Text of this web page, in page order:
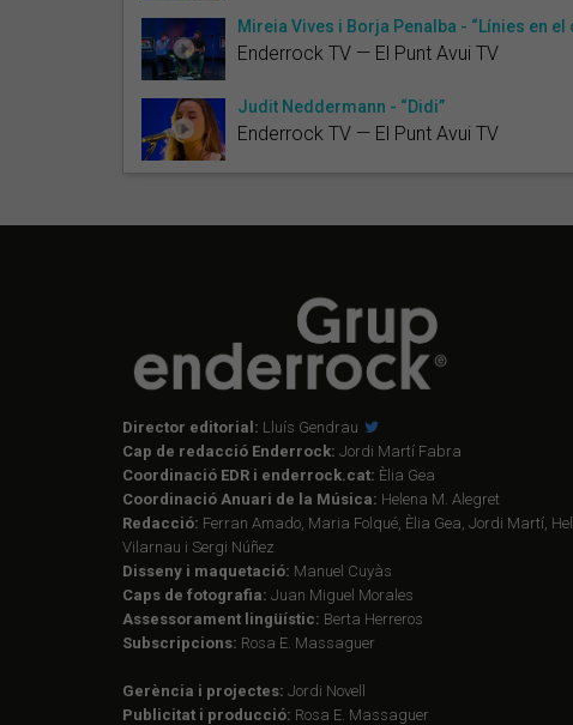
Mireia Vives i Borja Penalba - “Línies en el
Enderrock TV — El Punt Avui TV
Judit Neddermann - “Didi”
Enderrock TV — El Punt Avui TV
Director editorial: Lluís Gendrau
Cap de redacció Enderrock: Jordi Martí Fabra
Coordinació EDR i enderrock.cat: Èlia Gea
Coordinació Anuari de la Música: Helena M. Alegret
Redacció: Ferran Amado, Maria Folqué, Èlia Gea, Jordi Martí,
Vilarnau i Sergi Núñez
Disseny i maquetació: Manuel Cuyàs
Caps de fotografia: Juan Miguel Morales
Assessorament lingüístic: Berta Herreros
Subscripcions: Rosa E. Massaguer
Gerència i projectes: Jordi Novell
Publicitat i producció: Rosa E. Massaguer